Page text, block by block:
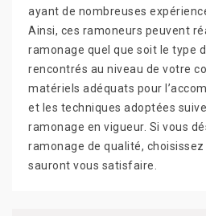
ayant de nombreuses
Ainsi, ces ramoneurs peuvent
ramonage quel que soit le type
rencontrés au niveau de votre
matériels adéquats pour
et les techniques adoptées
ramonage en vigueur. Si vous
ramonage de qualité,
sauront vous satisfaire.